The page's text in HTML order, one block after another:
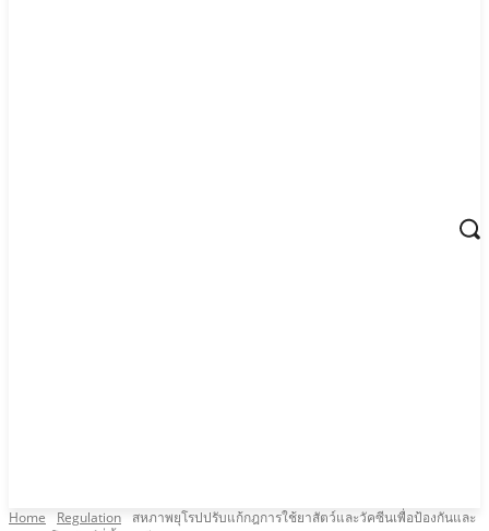
Home Regulation
สหภาพยุโรปปรับแก้กฎการใช้ยาสัตว์และวัคซีนเพื่อป้องกันและ